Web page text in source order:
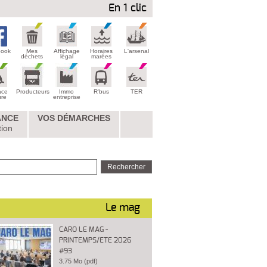
En 1 clic
Mes
déchets
Affichage
légal
Horaires
marées
L'arsenal
Producteurs
Immo
entreprise
R'bus TER
VOS DÉMARCHES
Le mag
CARO LE MAG -
PRINTEMPS/ETE 2026
#93
3.75 Mo (pdf)